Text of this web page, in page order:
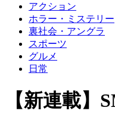
アクション
ホラー・ミステリー
裏社会・アングラ
スポーツ
グルメ
日常
【新連載】